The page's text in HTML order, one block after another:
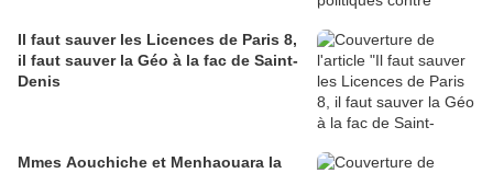
Il faut sauver les Licences de Paris 8,
il faut sauver la Géo à la fac de Saint-
Denis
Mmes Aouchiche et Menhaouara la